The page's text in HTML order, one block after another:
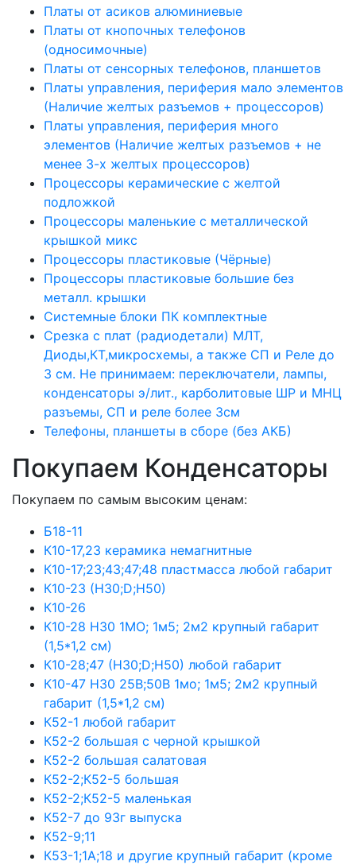
Платы от асиков алюминиевые
Платы от кнопочных телефонов
(односимочные)
Платы от сенсорных телефонов, планшетов
Платы управления, периферия мало элементов
(Наличие желтых разъемов + процессоров)
Платы управления, периферия много
элементов (Наличие желтых разъемов + не
менее 3-х желтых процессоров)
Процессоры керамические с желтой
подложкой
Процессоры маленькие с металлической
крышкой микс
Процессоры пластиковые (Чёрные)
Процессоры пластиковые большие без
металл. крышки
Системные блоки ПК комплектные
Срезка с плат (радиодетали) МЛТ,
Диоды,КТ,микросхемы, а также СП и Реле до
3 см. Не принимаем: переключатели, лампы,
конденсаторы э/лит., карболитовые ШР и МНЦ
разъемы, СП и реле более 3см
Телефоны, планшеты в сборе (без АКБ)
Покупаем Конденсаторы
Покупаем по самым высоким ценам:
Б18-11
К10-17,23 керамика немагнитные
К10-17;23;43;47;48 пластмасса любой габарит
К10-23 (Н30;D;Н50)
К10-26
К10-28 Н30 1МО; 1м5; 2м2 крупный габарит
(1,5*1,2 см)
К10-28;47 (Н30;D;Н50) любой габарит
К10-47 Н30 25В;50В 1мо; 1м5; 2м2 крупный
габарит (1,5*1,2 см)
К52-1 любой габарит
К52-2 большая с черной крышкой
К52-2 большая салатовая
К52-2;К52-5 большая
К52-2;К52-5 маленькая
К52-7 до 93г выпуска
К52-9;11
К53-1;1А;18 и другие крупный габарит (кроме